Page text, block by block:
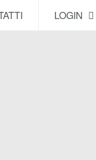
LOGIN